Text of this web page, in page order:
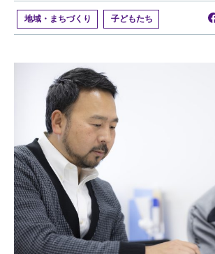
地域・まちづくり 子どもたち